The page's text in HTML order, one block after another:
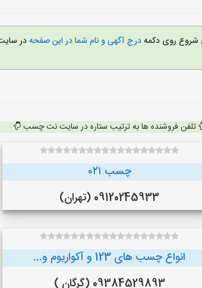
شروع روی دکمهدرج آگهی و نام شما در این صفحهدر
تلفن فروشنده ها به ترتیب ستاره در سایت نت چسب
چسب ۰۲۱
09120245933 (تهران)
انواع چسب های 123 و آکواریوم و...
09384529893 (گرگان )